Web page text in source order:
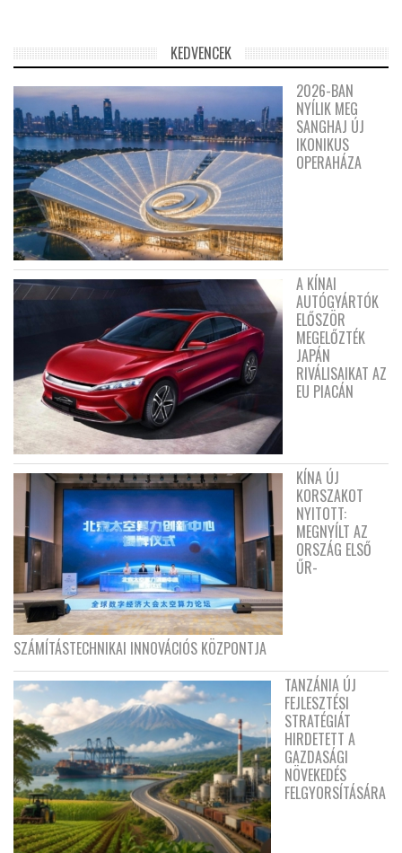
KEDVENCEK
2026-BAN
NYÍLIK MEG
SANGHAJ ÚJ
IKONIKUS
OPERAHÁZA
A KÍNAI
AUTÓGYÁRTÓK
ELŐSZÖR
MEGELŐZTÉK
JAPÁN
RIVÁLISAIKAT AZ
EU PIACÁN
KÍNA ÚJ
KORSZAKOT
NYITOTT:
MEGNYÍLT AZ
ORSZÁG ELSŐ
ŰR-
SZÁMÍTÁSTECHNIKAI INNOVÁCIÓS KÖZPONTJA
TANZÁNIA ÚJ
FEJLESZTÉSI
STRATÉGIÁT
HIRDETETT A
GAZDASÁGI
NÖVEKEDÉS
FELGYORSÍTÁSÁRA